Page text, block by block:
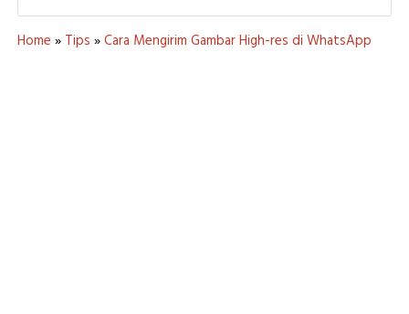
Home » Tips »Cara Mengirim Gambar High-res di WhatsApp